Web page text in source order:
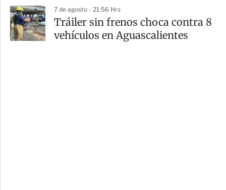
7 de agosto - 21:56 Hrs
Tráiler sin frenos choca contra 8
vehículos en Aguascalientes